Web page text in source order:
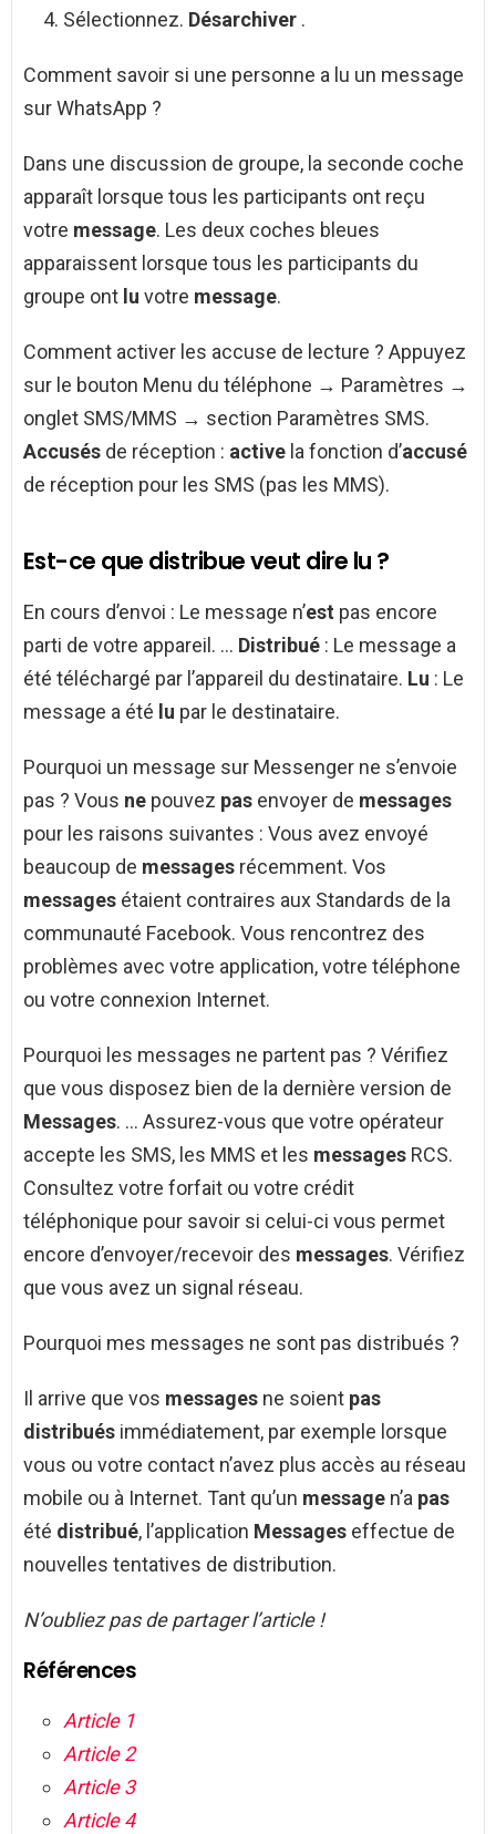
Sélectionnez. Désarchiver .
Comment savoir si une personne a lu un message
sur WhatsApp ?
Dans une discussion de groupe, la seconde coche
apparaît lorsque tous les participants ont reçu
votre message. Les deux coches bleues
apparaissent lorsque tous les participants du
groupe ont lu votre message.
Comment activer les accuse de lecture ? Appuyez
sur le bouton Menu du téléphone → Paramètres →
onglet SMS/MMS → section Paramètres SMS.
Accusés de réception : active la fonction d’accusé
de réception pour les SMS (pas les MMS).
Est-ce que distribue veut dire lu ?
En cours d’envoi : Le message n’est pas encore
parti de votre appareil. … Distribué : Le message a
été téléchargé par l’appareil du destinataire. Lu : Le
message a été lu par le destinataire.
Pourquoi un message sur Messenger ne s’envoie
pas ? Vous ne pouvez pas envoyer de messages
pour les raisons suivantes : Vous avez envoyé
beaucoup de messages récemment. Vos
messages étaient contraires aux Standards de la
communauté Facebook. Vous rencontrez des
problèmes avec votre application, votre téléphone
ou votre connexion Internet.
Pourquoi les messages ne partent pas ? Vérifiez
que vous disposez bien de la dernière version de
Messages. … Assurez-vous que votre opérateur
accepte les SMS, les MMS et les messages RCS.
Consultez votre forfait ou votre crédit
téléphonique pour savoir si celui-ci vous permet
encore d’envoyer/recevoir des messages. Vérifiez
que vous avez un signal réseau.
Pourquoi mes messages ne sont pas distribués ?
Il arrive que vos messages ne soient pas
distribués immédiatement, par exemple lorsque
vous ou votre contact n’avez plus accès au réseau
mobile ou à Internet. Tant qu’un message n’a pas
été distribué, l’application Messages effectue de
nouvelles tentatives de distribution.
N’oubliez pas de partager l’article !
Références
Article 1
Article 2
Article 3
Article 4